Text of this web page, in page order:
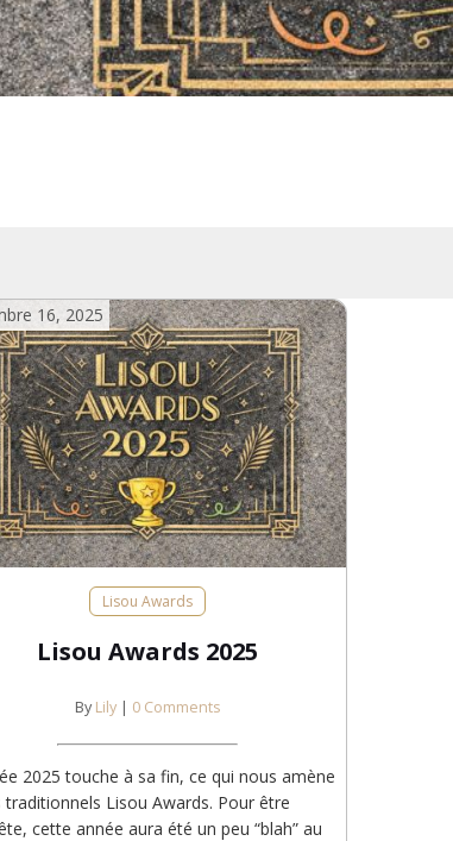
16, 2025
Lisou Awards
Lisou Awards 2025
By Lily | 0 Comments
2025 touche à sa fin, ce qui nous amène
traditionnels Lisou Awards. Pour être
cette année aura été un peu “blah” au